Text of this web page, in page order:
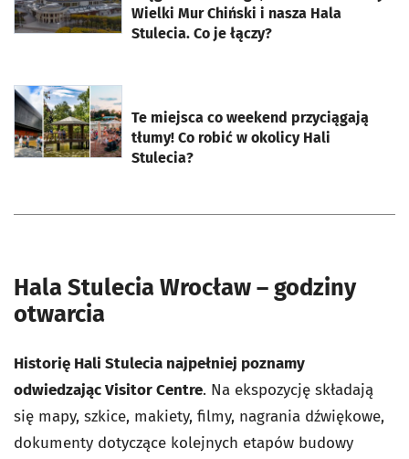
Wielki Mur Chiński i nasza Hala
Stulecia. Co je łączy?
Te miejsca co weekend przyciągają
tłumy! Co robić w okolicy Hali
Stulecia?
otworzy się w nowej karcie
Hala Stulecia Wrocław – godziny
otwarcia
Historię Hali Stulecia najpełniej poznamy
odwiedzając Visitor Centre. Na ekspozycję składają
się mapy, szkice, makiety, filmy, nagrania dźwiękowe,
dokumenty dotyczące kolejnych etapów budowy